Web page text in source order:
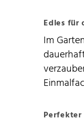
Edles für
Im
Perfekter